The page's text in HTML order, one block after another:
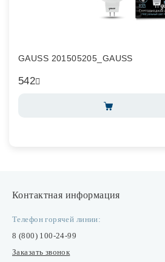
GAUSS 201505205_GAUSS
542
Контактная информация
Телефон горячей линии:
8 (800) 100-24-99
Заказать звонок